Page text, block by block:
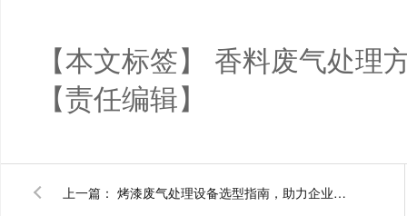
【本文标签】 香料废气处理
【责任编辑】
上一篇： 烤漆废气处理设备选型指南，助力企业达标排放